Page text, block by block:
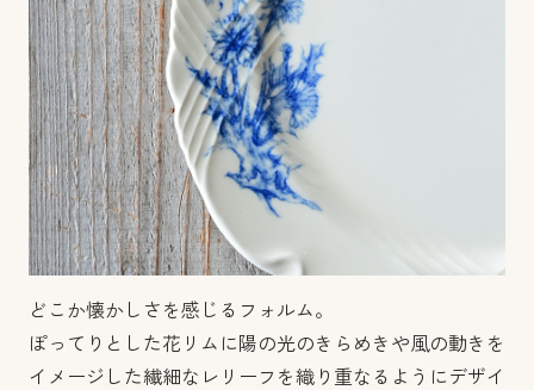
どこか懐かしさを感じるフォルム。
ぽってりとした花リムに陽の光のきらめきや風の動きを
イメージした繊細なレリーフを織り重なるようにデザイ